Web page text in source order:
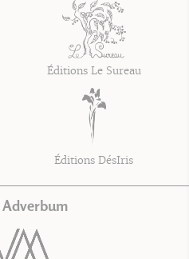
Éditions Le Sureau
Éditions DésIris